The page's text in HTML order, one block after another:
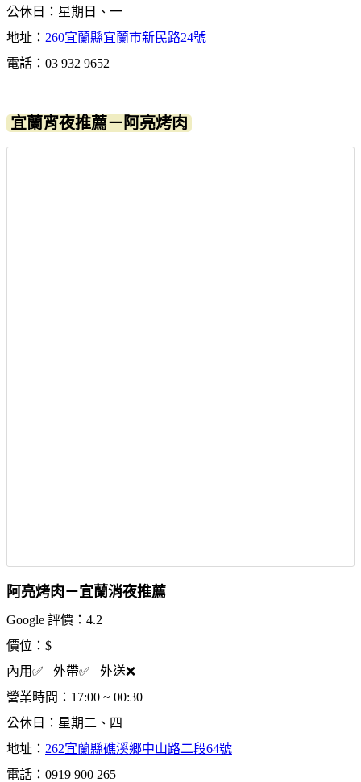
公休日：星期日、一
地址： 260宜蘭縣宜蘭市新民路24號
電話：03 932 9652
宜蘭宵夜推薦－阿亮烤肉
阿亮烤肉－宜蘭消夜推薦
Google 評價：4.2
價位：$
內用✅ 外帶✅ 外送❌
營業時間：17:00 ~ 00:30
公休日：星期二、四
地址： 262宜蘭縣礁溪鄉中山路二段64號
電話：0919 900 265